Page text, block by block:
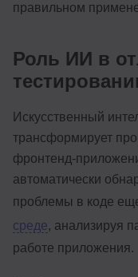
правильном
Роль ИИ в
Искусственный
трансформирует
фронтенд-
автоматически
проблемы в коде
среде, анализируя
работе приложения.